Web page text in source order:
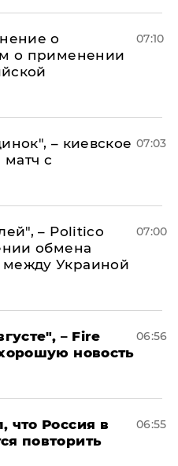
о
о применении
07:10
– киевское
с
07:03
– Politico
обмена
Украиной
07:00
– Fire
новость
06:56
что Россия в
повторить
06:55